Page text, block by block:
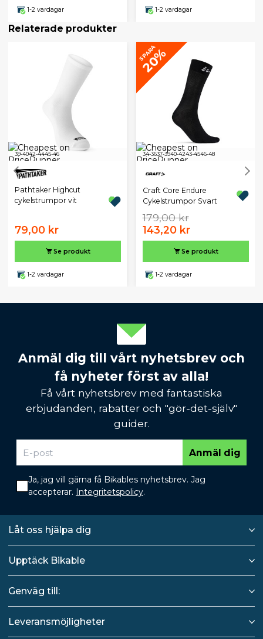
1-2 vardagar 1-2 vardagar
Relaterade produkter
39-4042-4445-46
Pathtaker Highcut
cykelstrumpor vit
79,00 kr
Se produkt
1-2 vardagar
SPARA
20%
34-3637-3940-4243-4546-48
Craft Core Endure
Cykelstrumpor Svart
179,00 kr
143,20 kr
Se produkt
1-2 vardagar
Anmäl dig till vårt nyhetsbrev och
få nyheter först av alla!
Få vårt nyhetsbrev med fantastiska
erbjudanden, rabatter och "gör-det-själv"
guider.
Anmäl dig
Ja, jag vill gärna få Bikables nyhetsbrev. Jag
accepterar. Integritetspolicy.
Låt oss hjälpa dig
Upptäck Bikable
Genväg till:
Leveransmöjligheter